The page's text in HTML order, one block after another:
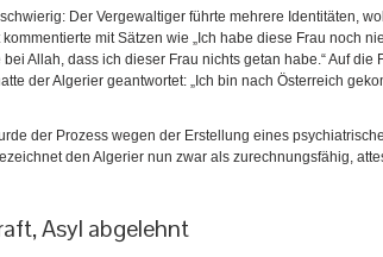
Der Vergewaltiger führte mehrere Identitäten,
mit Sätzen wie „Ich habe diese Frau noch
bei Allah, dass ich dieser Frau nichts getan habe.“ Auf die
der Algerier geantwortet: „Ich bin nach Österreich
der Prozess wegen der Erstellung eines
den Algerier nun zwar als zurechnungsfähig,
Asyl abgelehnt